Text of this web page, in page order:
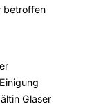
betroffen
Glaser